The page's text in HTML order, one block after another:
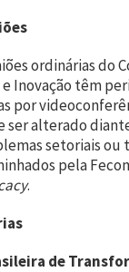
ordinárias do
Inovação têm
por
ser alterado
setoriais ou
pela
.
de